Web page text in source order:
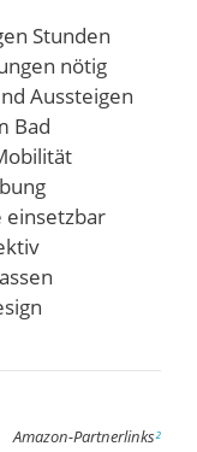
Stunden
nötig
Aussteigen
Bad
einsetzbar
Amazon-Partnerlinks²